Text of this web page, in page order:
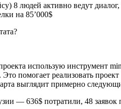
8 людей активно ведут
на 85’000$
проекта использую
помогает реализовать
выглядит примерно